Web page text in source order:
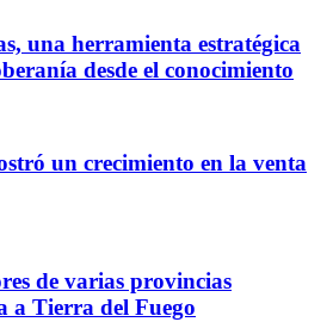
una herramienta estratégica
desde el conocimiento
un crecimiento en la venta
de varias provincias
a Tierra del Fuego